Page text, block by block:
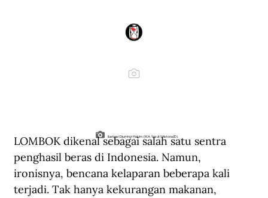
Ilustrasi Djumhur Hakim. (M.A. Yusuf/Historia.ID).
LOMBOK dikenal sebagai salah satu sentra
penghasil beras di Indonesia. Namun,
ironisnya, bencana kelaparan beberapa kali
terjadi. Tak hanya kekurangan makanan,